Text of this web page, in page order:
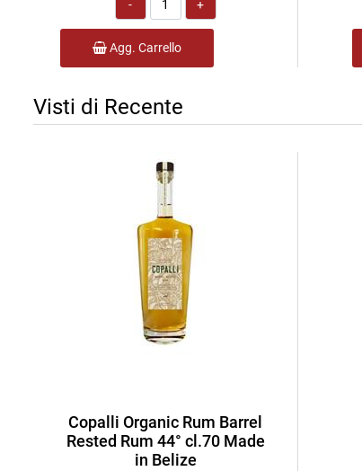
Agg. Carrello
Visti di Recente
Copalli Organic Rum Barrel
Rested Rum 44° cl.70 Made
in Belize